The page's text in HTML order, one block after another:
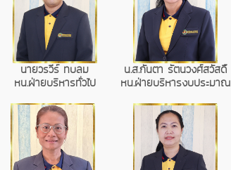
นายวรวีร์ ทบลม น.ส.กันตา รัตนวงศ์สวัสดิ์
หน.ฝ่ายบริหารทั่วไป หน.ฝ่ายบริหารงบประมาณ